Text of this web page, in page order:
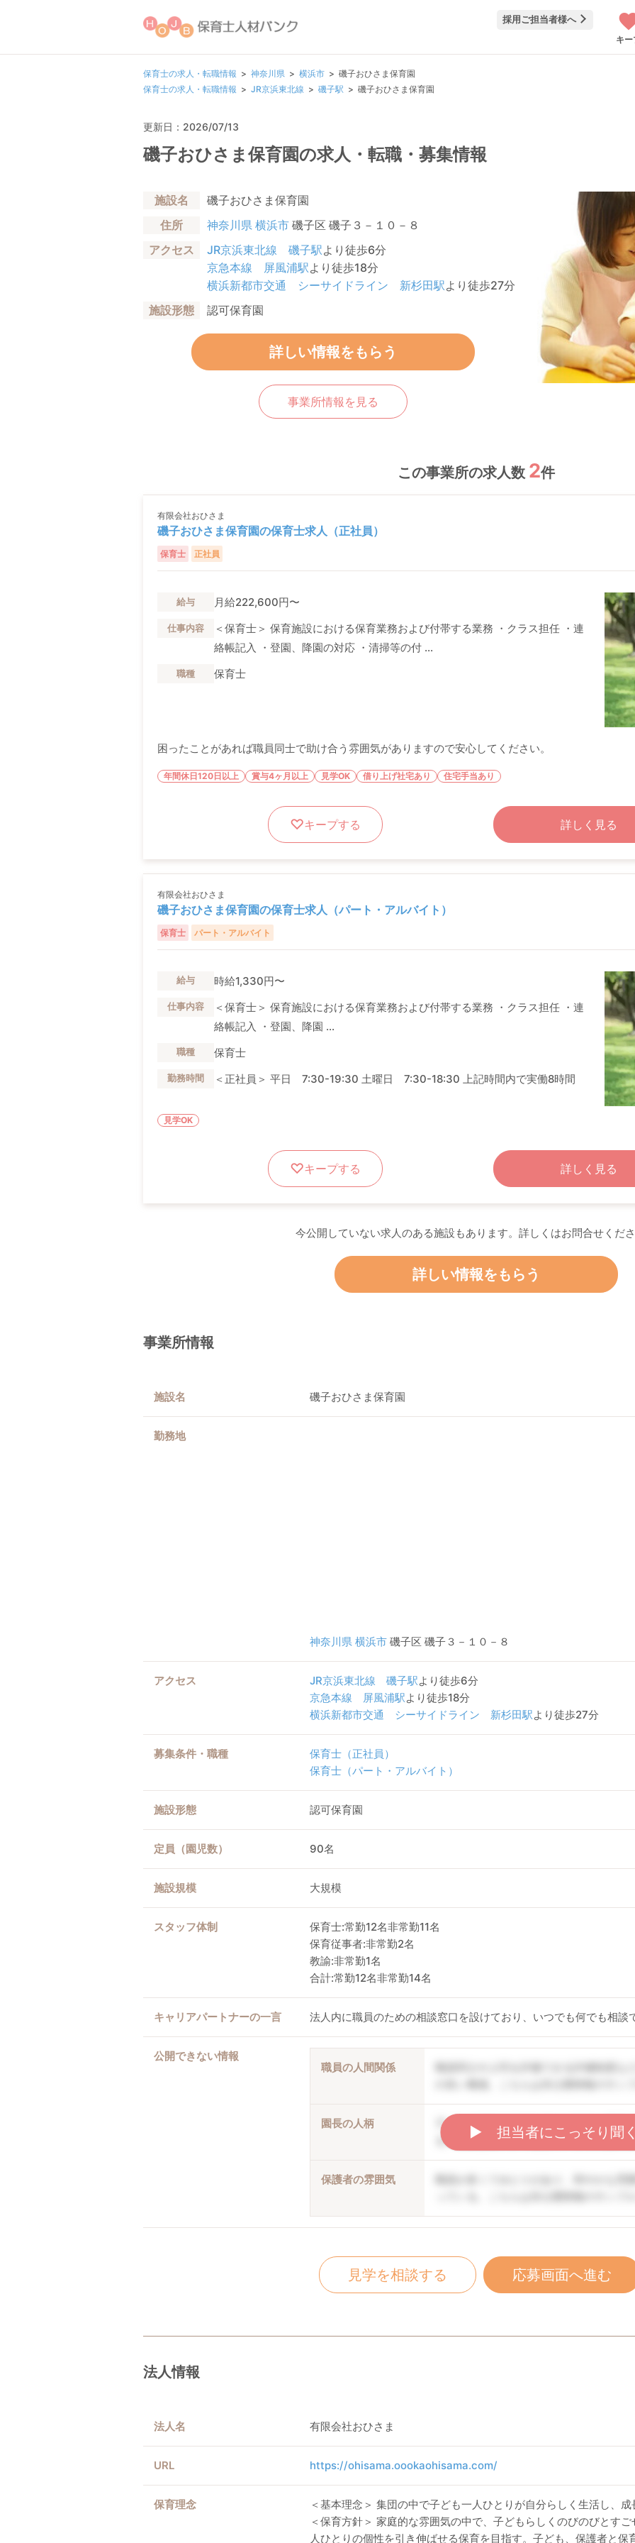
採用ご担当者様へ
キー
保育士の求人・転職情報 神奈川県 横浜市
磯子おひさま保育園
保育士の求人・転職情報
JR京浜東北線 磯子駅 磯子おひさま保育園
更新日：2026/07/13
磯子おひさま保育園の求人・転職・募集情報
施設名
磯子おひさま保育園
住所
神奈川県 横浜市 磯子区 磯子３－１０－８
アクセス
JR京浜東北線 磯子駅より徒歩6分
京急本線
屏風浦駅より徒歩18分
横浜新都市交通 シーサイドライン
新杉田駅より徒歩27分
施設形態
認可保育園
詳しい情報をもらう
事業所情報を見る
この事業所の求人数 2件
有限会社おひさま
磯子おひさま保育園の保育士求人（正社員）
保育士 正社員
給与 月給222,600円〜
仕事内容
＜保育士＞ 保育施設における保育業務および付帯する業務 ・クラス担任 ・連
絡帳記入 ・登園、降園の対応 ・清掃等の付 ...
職種 保育士
困ったことがあれば職員同士で助け合う雰囲気がありますので安心してください。
年間休日120日以上 賞与4ヶ月以上 見学OK 借り上げ社宅あり 住宅手当あり
キープする 詳しく見る
有限会社おひさま
磯子おひさま保育園の保育士求人（パート・アルバイト）
保育士 パート・アルバイト
給与 時給1,330円〜
仕事内容
＜保育士＞ 保育施設における保育業務および付帯する業務 ・クラス担任 ・連
絡帳記入 ・登園、降園 ...
職種 保育士
勤務時間 ＜正社員＞ 平日 7:30-19:30 土曜日 7:30-18:30 上記時間内で実働8時間
見学OK
キープする 詳しく見る
今公開していない求人のある施設もあります。詳しくはお問合せくだ
詳しい情報をもらう
事業所情報
施設名 磯子おひさま保育園
勤務地
神奈川県 横浜市磯子区 磯子３－１０－８
アクセス JR京浜東北線 磯子駅より徒歩6分
京急本線
屏風浦駅より徒歩18分
横浜新都市交通 シーサイドライン
新杉田駅より徒歩27分
募集条件・職種
保育士（正社員）
保育士（パート・アルバイト）
施設形態 認可保育園
定員（園児数） 90名
施設規模 大規模
スタッフ体制
保育士:常勤12名非常勤11名
保育従事者:非常勤2名
教諭:非常勤1名
合計:常勤12名非常勤14名
キャリアパートナーの一言 法人内に職員のための相談窓口を設けており、いつでも何でも相談
公開できない情報
職員の人間関係
園長の人柄
子どもの個性を伸ばしていく方針。職員
る。口調は穏やかで優しい。こちらは非
保護者の雰囲気
▶︎ 担当者にこっそり聞
見学を相談する 応募画面へ進む
法人情報
法人名 有限会社おひさま
URL https://ohisama.oookaohisama.com/
保育理念
＜基本理念＞ 集団の中で子ども一人ひとりが自分らしく生活し、
＜保育方針＞ 家庭的な雰囲気の中で、子どもらしくのびのびとす
人ひとりの個性を引き伸ばせる保育を目指す。子ども、保護者と